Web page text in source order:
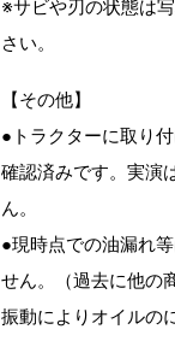
※サビや刃の状態は
さい。
【その他】
●トラクターに取り
確認済みです。実演
ん。
●現時点での油漏れ
せん。（過去に他の
振動によりオイルの